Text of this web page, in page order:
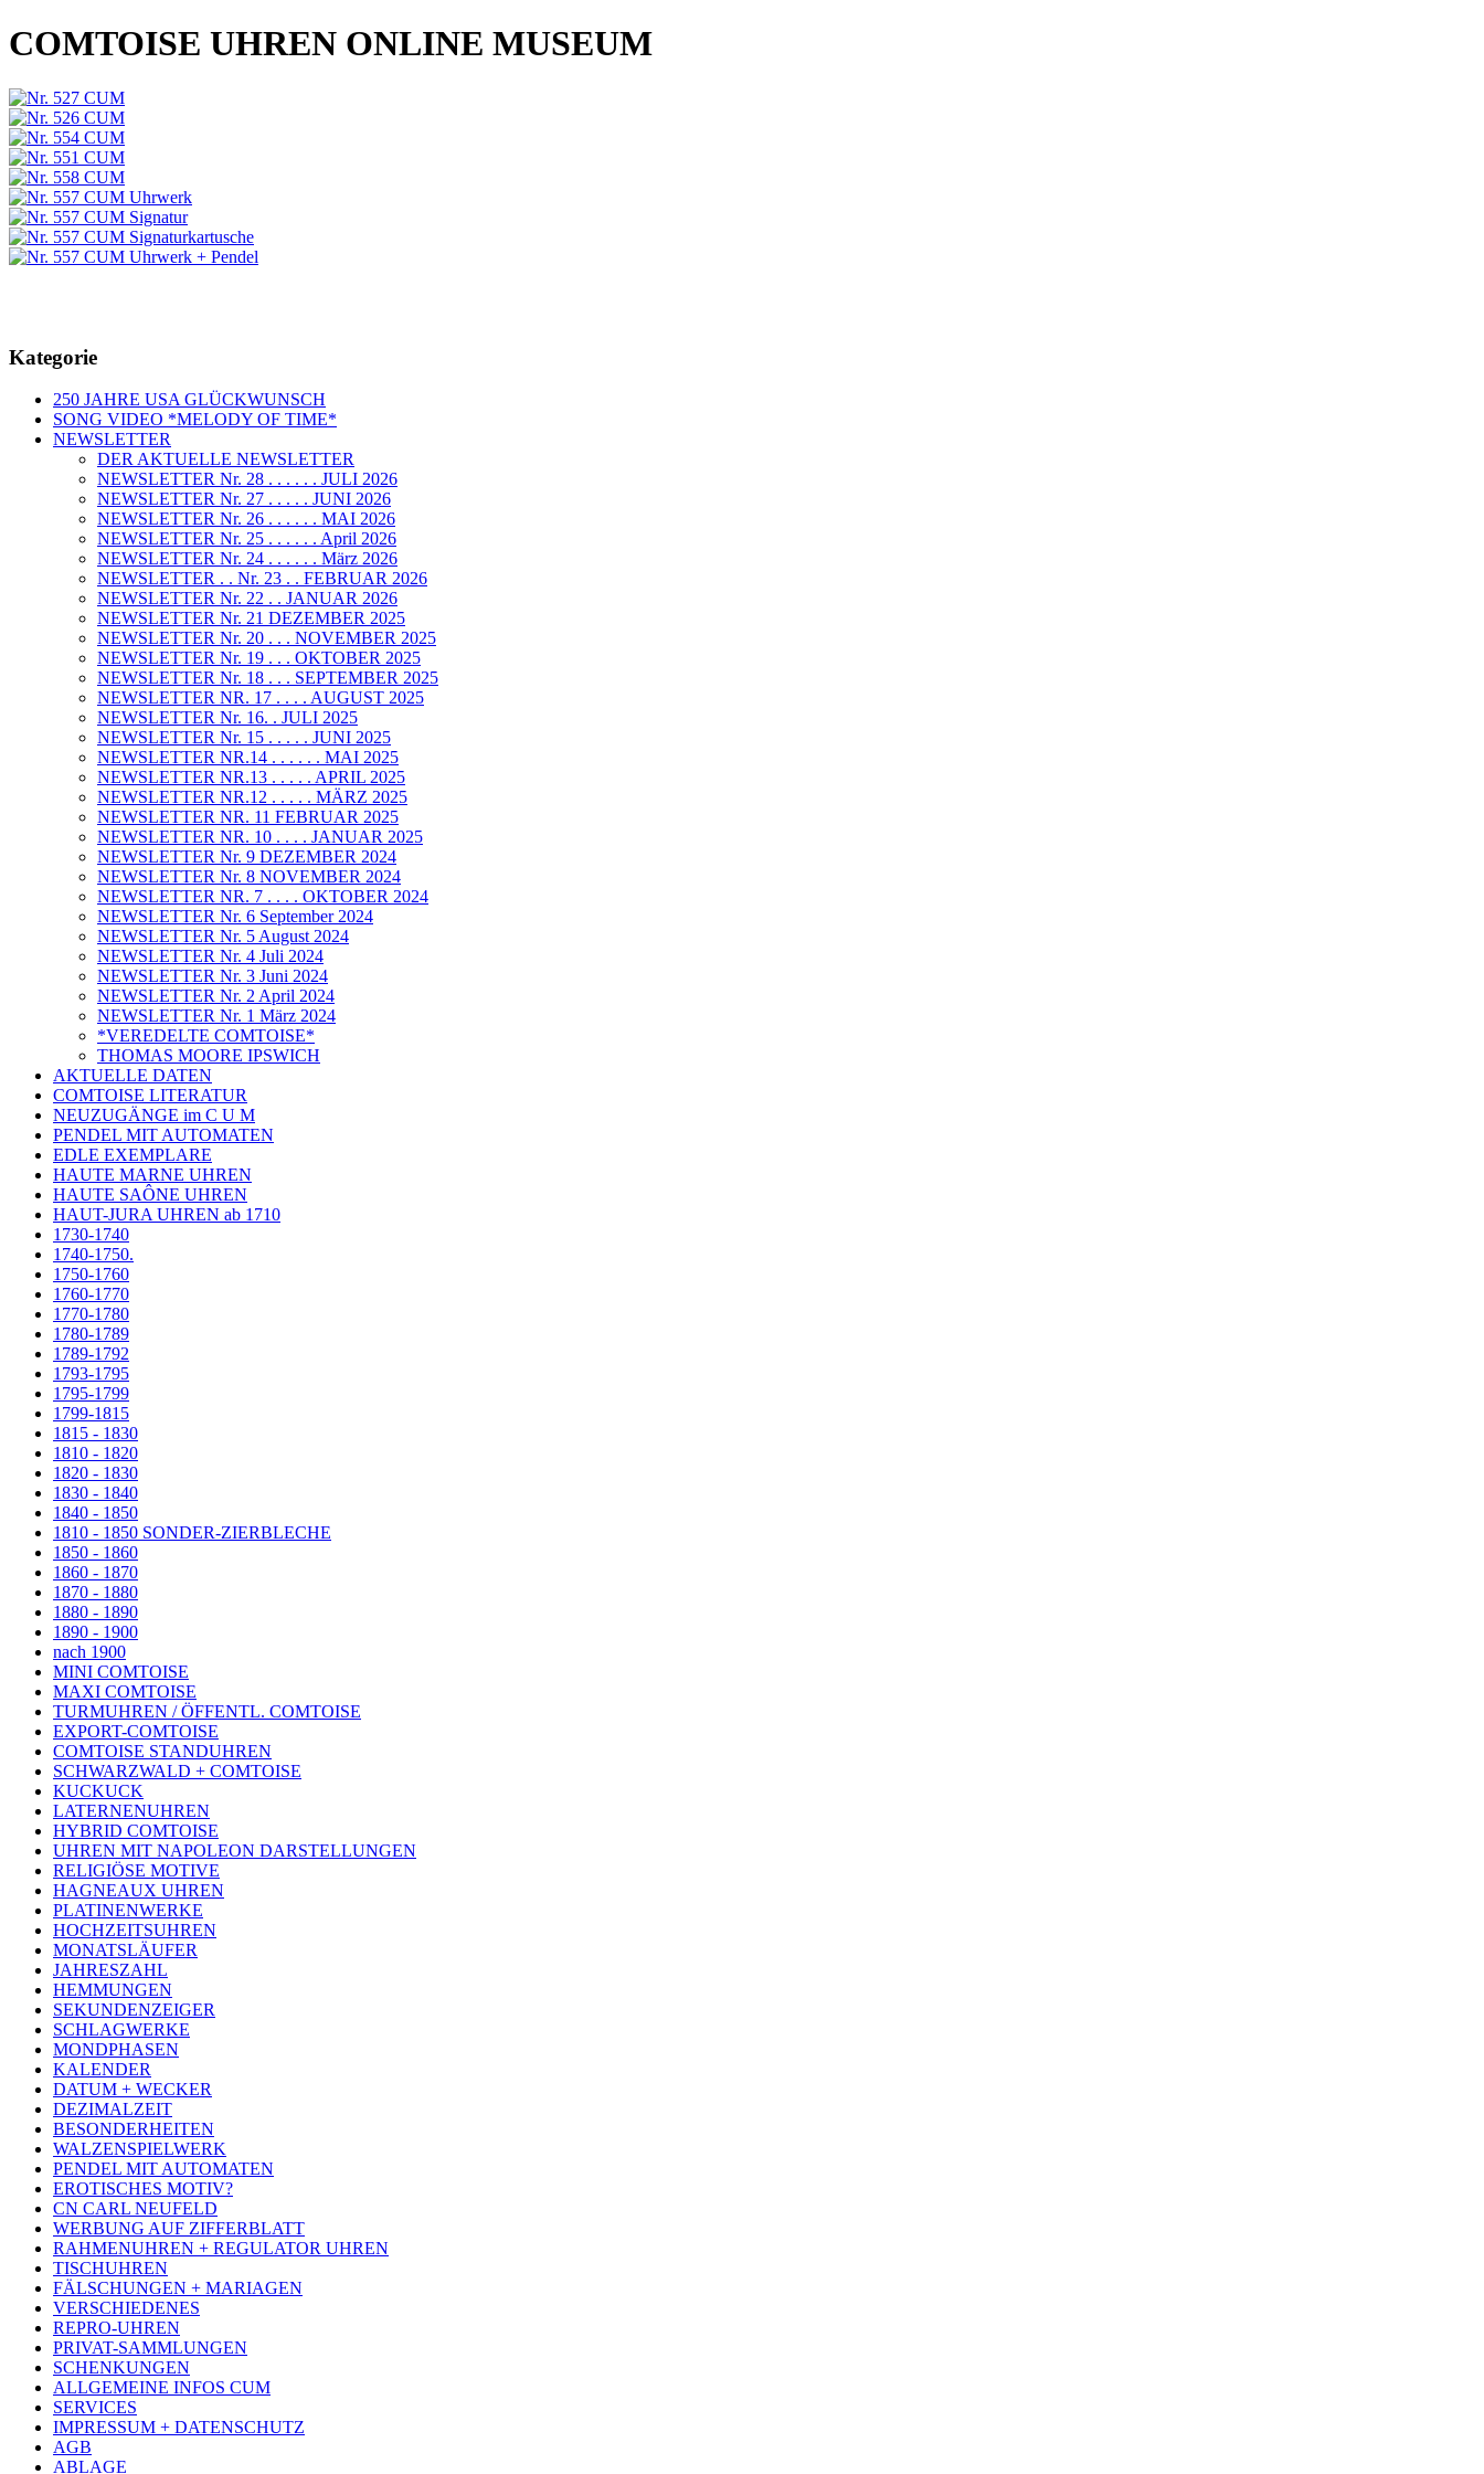
COMTOISE UHREN ONLINE MUSEUM
Kategorie
250 JAHRE USA GLÜCKWUNSCH
SONG VIDEO *MELODY OF TIME*
NEWSLETTER
DER AKTUELLE NEWSLETTER
NEWSLETTER Nr. 28 . . . . . . JULI 2026
NEWSLETTER Nr. 27 . . . . . JUNI 2026
NEWSLETTER Nr. 26 . . . . . . MAI 2026
NEWSLETTER Nr. 25 . . . . . . April 2026
NEWSLETTER Nr. 24 . . . . . . März 2026
NEWSLETTER . . Nr. 23 . . FEBRUAR 2026
NEWSLETTER Nr. 22 . . JANUAR 2026
NEWSLETTER Nr. 21 DEZEMBER 2025
NEWSLETTER Nr. 20 . . . NOVEMBER 2025
NEWSLETTER Nr. 19 . . . OKTOBER 2025
NEWSLETTER Nr. 18 . . . SEPTEMBER 2025
NEWSLETTER NR. 17 . . . . AUGUST 2025
NEWSLETTER Nr. 16. . JULI 2025
NEWSLETTER Nr. 15 . . . . . JUNI 2025
NEWSLETTER NR.14 . . . . . . MAI 2025
NEWSLETTER NR.13 . . . . . APRIL 2025
NEWSLETTER NR.12 . . . . . MÄRZ 2025
NEWSLETTER NR. 11 FEBRUAR 2025
NEWSLETTER NR. 10 . . . . JANUAR 2025
NEWSLETTER Nr. 9 DEZEMBER 2024
NEWSLETTER Nr. 8 NOVEMBER 2024
NEWSLETTER NR. 7 . . . . OKTOBER 2024
NEWSLETTER Nr. 6 September 2024
NEWSLETTER Nr. 5 August 2024
NEWSLETTER Nr. 4 Juli 2024
NEWSLETTER Nr. 3 Juni 2024
NEWSLETTER Nr. 2 April 2024
NEWSLETTER Nr. 1 März 2024
*VEREDELTE COMTOISE*
THOMAS MOORE IPSWICH
AKTUELLE DATEN
COMTOISE LITERATUR
NEUZUGÄNGE im C U M
PENDEL MIT AUTOMATEN
EDLE EXEMPLARE
HAUTE MARNE UHREN
HAUTE SAÔNE UHREN
HAUT-JURA UHREN ab 1710
1730-1740
1740-1750.
1750-1760
1760-1770
1770-1780
1780-1789
1789-1792
1793-1795
1795-1799
1799-1815
1815 - 1830
1810 - 1820
1820 - 1830
1830 - 1840
1840 - 1850
1810 - 1850 SONDER-ZIERBLECHE
1850 - 1860
1860 - 1870
1870 - 1880
1880 - 1890
1890 - 1900
nach 1900
MINI COMTOISE
MAXI COMTOISE
TURMUHREN / ÖFFENTL. COMTOISE
EXPORT-COMTOISE
COMTOISE STANDUHREN
SCHWARZWALD + COMTOISE
KUCKUCK
LATERNENUHREN
HYBRID COMTOISE
UHREN MIT NAPOLEON DARSTELLUNGEN
RELIGIÖSE MOTIVE
HAGNEAUX UHREN
PLATINENWERKE
HOCHZEITSUHREN
MONATSLÄUFER
JAHRESZAHL
HEMMUNGEN
SEKUNDENZEIGER
SCHLAGWERKE
MONDPHASEN
KALENDER
DATUM + WECKER
DEZIMALZEIT
BESONDERHEITEN
WALZENSPIELWERK
PENDEL MIT AUTOMATEN
EROTISCHES MOTIV?
CN CARL NEUFELD
WERBUNG AUF ZIFFERBLATT
RAHMENUHREN + REGULATOR UHREN
TISCHUHREN
FÄLSCHUNGEN + MARIAGEN
VERSCHIEDENES
REPRO-UHREN
PRIVAT-SAMMLUNGEN
SCHENKUNGEN
ALLGEMEINE INFOS CUM
SERVICES
IMPRESSUM + DATENSCHUTZ
AGB
ABLAGE